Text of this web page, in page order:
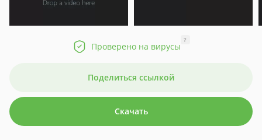
Проверено на вирусы
?
Поделиться ссылкой
Скачать